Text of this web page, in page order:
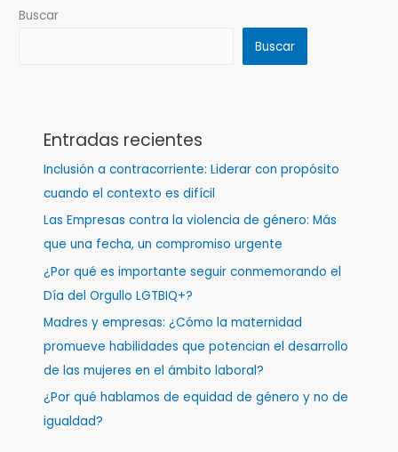
Buscar
Buscar
Entradas recientes
Inclusión a contracorriente: Liderar con propósito
cuando el contexto es difícil
Las Empresas contra la violencia de género: Más
que una fecha, un compromiso urgente
¿Por qué es importante seguir conmemorando el
Día del Orgullo LGTBIQ+?
Madres y empresas: ¿Cómo la maternidad
promueve habilidades que potencian el desarrollo
de las mujeres en el ámbito laboral?
¿Por qué hablamos de equidad de género y no de
igualdad?